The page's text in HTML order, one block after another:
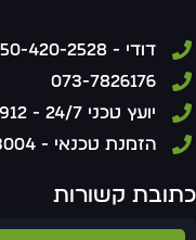
דודי - 050-420-2528 - מקרי חירום בלבד
073-7826176
יועץ טכני 24/7 - 050-9912912
הזמנת טכנאי - 072-2523004
קשורות